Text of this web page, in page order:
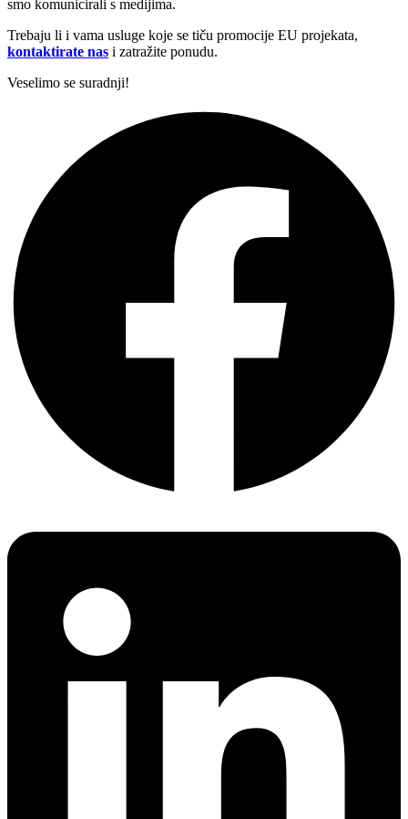
smo komunicirali s medijima.
Trebaju li i vama usluge koje se tiču promocije EU projekata,
kontaktirate nas i zatražite ponudu.
Veselimo se suradnji!